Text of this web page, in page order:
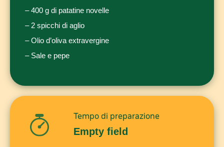
– 400 g di patatine novelle
– 2 spicchi di aglio
– Olio d’oliva extravergine
– Sale e pepe
Tempo di preparazione
Empty field